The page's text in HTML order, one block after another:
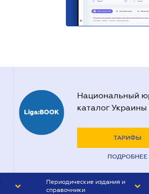
Национальный
каталог Украины
ТАРИФЫ
ПОДРОБНЕЕ
Периодические издания и
справочники